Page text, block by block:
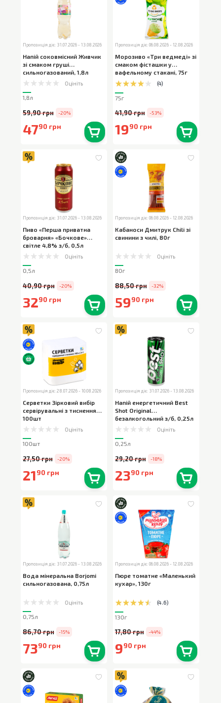
Пропозиція діє: 31.07.2026 - 13.08.2026
Напій соковмісний Живчик
зі смаком груші
сильногазований, 1,8л
Оцініть
1,8л
59,90 грн -20%
4790 грн
Пропозиція діє: 06.08.2026 - 12.08.2026
Морозиво «Три ведмеді» зі
смаком фісташки у
вафельному стакані, 75г
(4)
75г
41,90 грн -53%
1990 грн
Пропозиція діє: 31.07.2026 - 13.08.2026
Пиво «Перша приватна
броварня» «Бочкове»
світле 4,8% з/б, 0,5л
Оцініть
0,5л
40,90 грн -20%
3290 грн
Пропозиція діє: 06.08.2026 - 12.08.2026
Кабаноси Дмитрук Chili зі
свинини з чилі, 80г
Оцініть
80г
88,50 грн -32%
5990 грн
Пропозиція діє: 28.07.2026 - 10.08.2026
Серветки Зірковий вибір
сервірувальні з тисненням,
100шт
Оцініть
100шт
27,50 грн -20%
2190 грн
Пропозиція діє: 31.07.2026 - 13.08.2026
Напій енергетичний Best
Shot Original
безалкогольний з/б, 0,25л
Оцініть
0,25л
29,20 грн -18%
2390 грн
Пропозиція діє: 31.07.2026 - 13.08.2026
Вода мінеральна Borjomi
сильногазована, 0,75л
Оцініть
0,75л
86,70 грн -15%
7390 грн
Пропозиція діє: 06.08.2026 - 12.08.2026
Пюре томатне «Маленький
кухар», 130г
(4.6)
130г
17,80 грн -44%
990 грн